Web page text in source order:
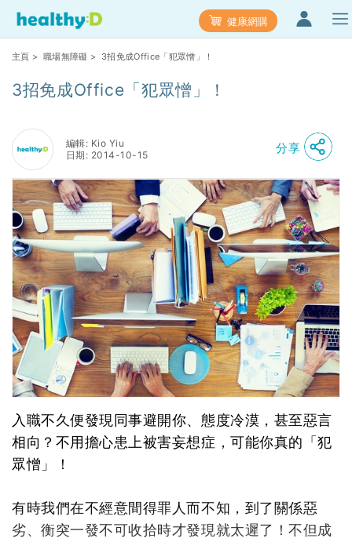
健康網購
主頁 > 職場無障礙 > 3招免成Office「犯眾憎」！
3招免成Office「犯眾憎」！
編輯: Kio Yiu
日期: 2014-10-15
分享
入職不久便發現同事避開你、態度冷漠，甚至惡言
相向？不用擔心患上被害妄想症，可能你真的「犯
眾憎」！
有時我們在不經意間得罪人而不知，到了關係惡
劣、衡突一發不可收拾時才發現就太遲了！不但成